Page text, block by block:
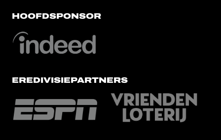
HOOFDSPONSOR
EREDIVISIEPARTNERS